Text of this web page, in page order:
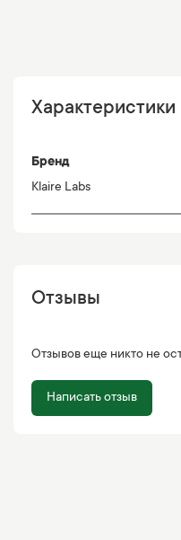
Характеристики
Бренд
Klaire Labs
Отзывы
Отзывов еще никто не
Написать отзыв